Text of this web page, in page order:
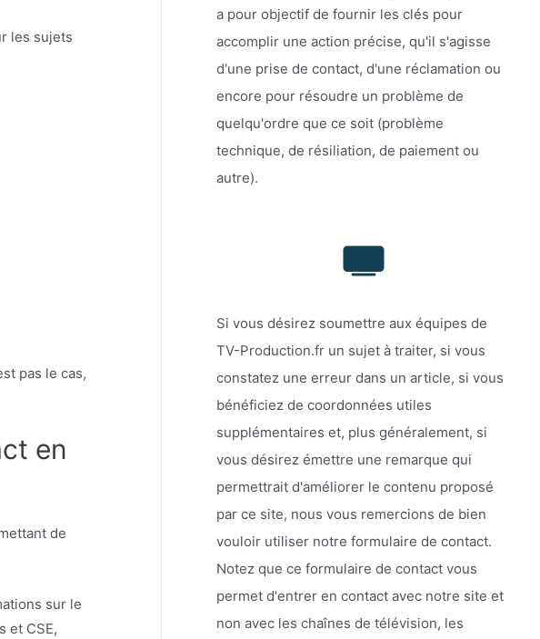
les sujets
pas le cas,
en
de
sur le
et CSE,
a pour objectif de fournir les clés pour
accomplir une action précise, qu'il s'agisse
d'une prise de contact, d'une réclamation ou
encore pour résoudre un problème de
quelqu'ordre que ce soit (problème
technique, de résiliation, de paiement ou
autre).
Si vous désirez soumettre aux équipes de
TV-Production.fr un sujet à traiter, si vous
constatez une erreur dans un article, si vous
bénéficiez de coordonnées utiles
supplémentaires et, plus généralement, si
vous désirez émettre une remarque qui
permettrait d'améliorer le contenu proposé
par ce site, nous vous remercions de bien
vouloir utiliser notre formulaire de contact.
Notez que ce formulaire de contact vous
permet d'entrer en contact avec notre site et
non avec les chaînes de télévision, les